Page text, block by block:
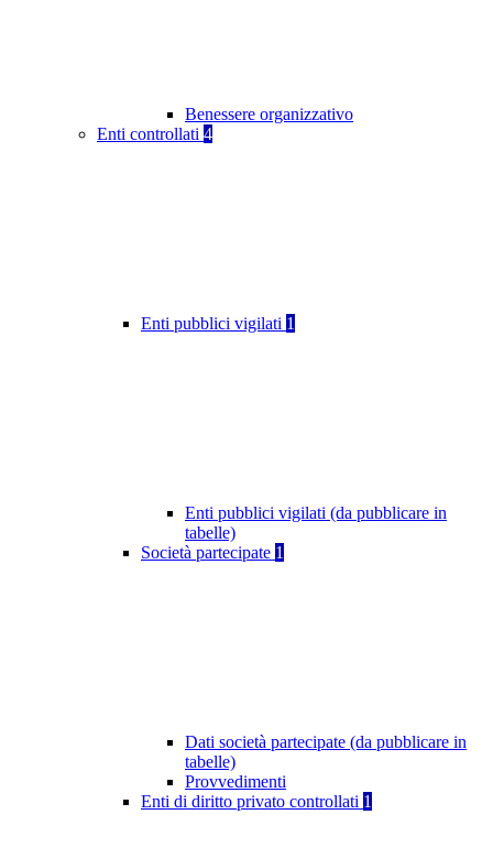
Benessere organizzativo
Enti controllati 4
Enti pubblici vigilati 1
Enti pubblici vigilati (da pubblicare in
tabelle)
Società partecipate 1
Dati società partecipate (da pubblicare in
tabelle)
Provvedimenti
Enti di diritto privato controllati 1